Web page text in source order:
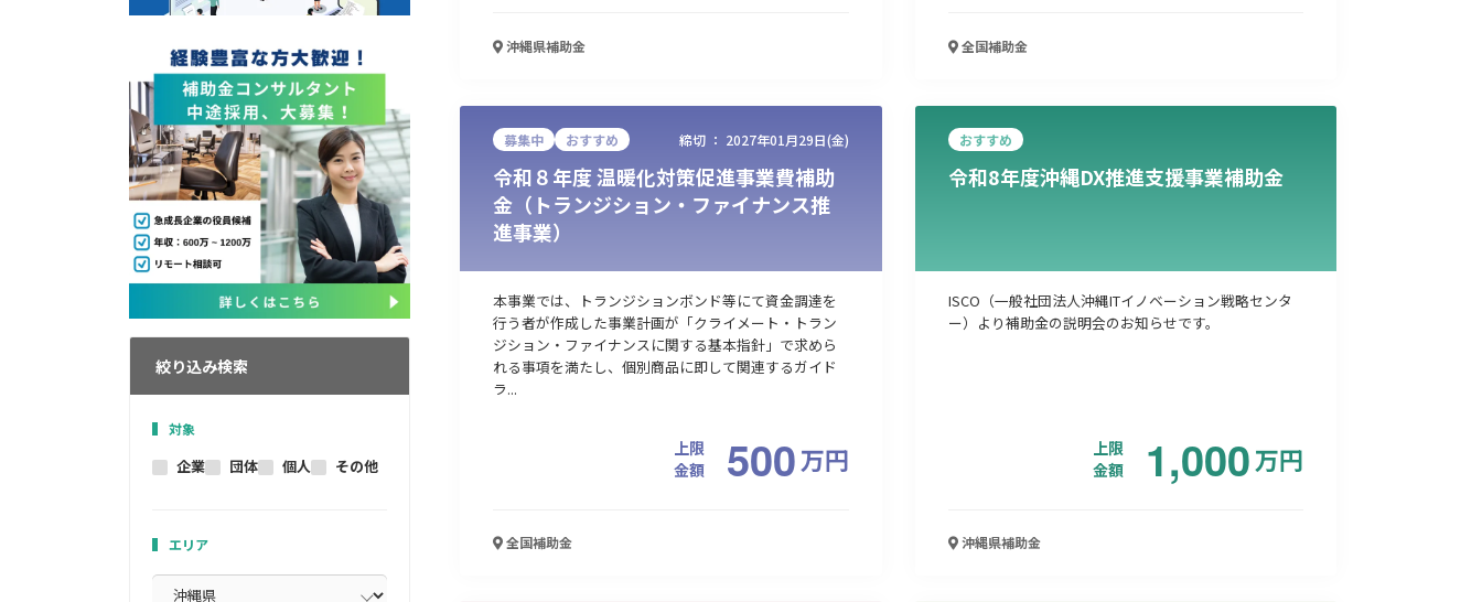
絞り込み検索
対象
企業 団体 個人 その他
エリア
沖縄県補助金 全国補助金
募集中 おすすめ 締切 ： 2027年01月29日(金)
令和８年度 温暖化対策促進事業費補助
金（トランジション・ファイナンス推
進事業）
本事業では、トランジションボンド等にて資金調達を
行う者が作成した事業計画が「クライメート・トラン
ジション・ファイナンスに関する基本指針」で求めら
れる事項を満たし、個別商品に即して関連するガイド
ラ...
上限
金額
500万円
全国補助金
おすすめ
令和8年度沖縄DX推進支援事業補助金
ISCO（一般社団法人沖縄ITイノベーション戦略センタ
ー）より補助金の説明会のお知らせです。
上限
金額
1,000万円
沖縄県補助金